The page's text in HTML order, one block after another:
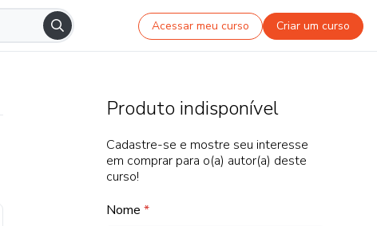
Acessar meu curso Criar um curso
Produto indisponível
Cadastre-se e mostre seu interesse
em comprar para o(a) autor(a) deste
curso!
Nome *